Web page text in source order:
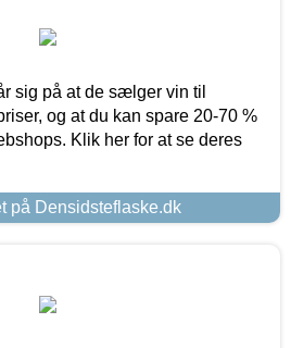
sig på at de sælger vin til
og at du kan spare 20-70 %
Klik her for at se deres
på Densidsteflaske.dk